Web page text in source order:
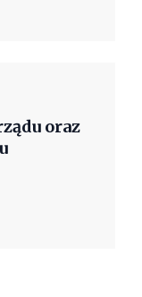
oraz